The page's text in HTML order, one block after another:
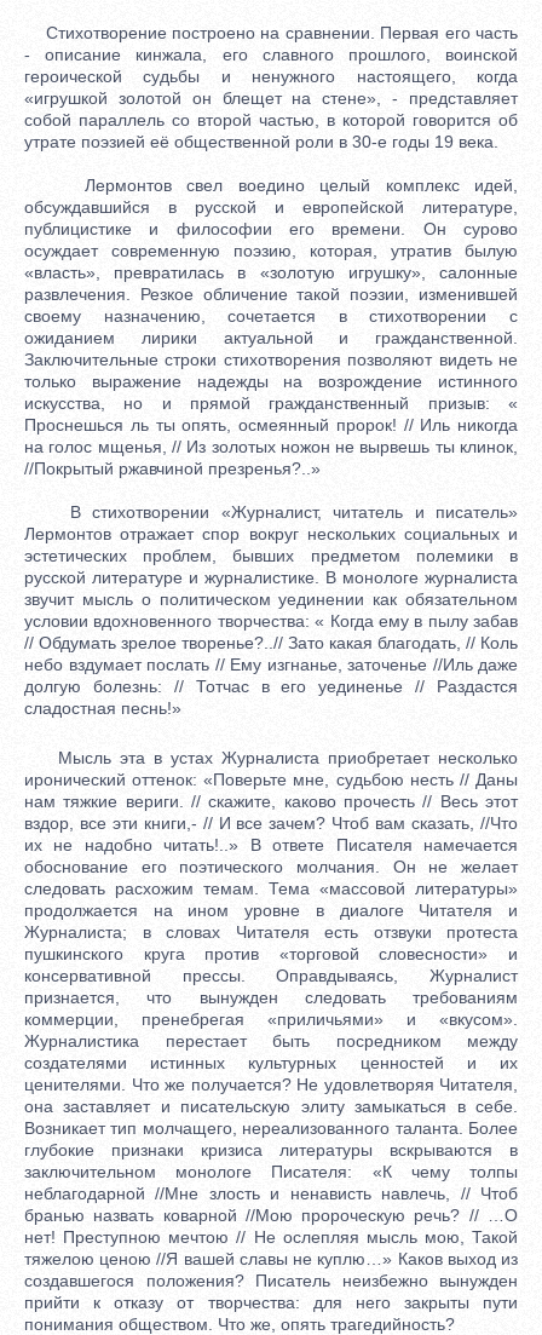
Стихотворение построено на сравнении. Первая его часть
- описание кинжала, его славного прошлого, воинской
героической судьбы и ненужного настоящего, когда
«игрушкой золотой он блещет на стене», - представляет
собой параллель со второй частью, в которой говорится об
утрате поэзией её общественной роли в 30-е годы 19 века.
Лермонтов свел воедино целый комплекс идей,
обсуждавшийся в русской и европейской литературе,
публицистике и философии его времени. Он сурово
осуждает современную поэзию, которая, утратив былую
«власть», превратилась в «золотую игрушку», салонные
развлечения. Резкое обличение такой поэзии, изменившей
своему назначению, сочетается в стихотворении с
ожиданием лирики актуальной и гражданственной.
Заключительные строки стихотворения позволяют видеть не
только выражение надежды на возрождение истинного
искусства, но и прямой гражданственный призыв: «
Проснешься ль ты опять, осмеянный пророк! // Иль никогда
на голос мщенья, // Из золотых ножон не вырвешь ты клинок,
//Покрытый ржавчиной презренья?..»
В стихотворении «Журналист, читатель и писатель»
Лермонтов отражает спор вокруг нескольких социальных и
эстетических проблем, бывших предметом полемики в
русской литературе и журналистике. В монологе журналиста
звучит мысль о политическом уединении как обязательном
условии вдохновенного творчества: « Когда ему в пылу забав
// Обдумать зрелое творенье?..// Зато какая благодать, // Коль
небо вздумает послать // Ему изгнанье, заточенье //Иль даже
долгую болезнь: // Тотчас в его уединенье // Раздастся
сладостная песнь!»
Мысль эта в устах Журналиста приобретает несколько
иронический оттенок: «Поверьте мне, судьбою несть // Даны
нам тяжкие вериги. // скажите, каково прочесть // Весь этот
вздор, все эти книги,- // И все зачем? Чтоб вам сказать, //Что
их не надобно читать!..» В ответе Писателя намечается
обоснование его поэтического молчания. Он не желает
следовать расхожим темам. Тема «массовой литературы»
продолжается на ином уровне в диалоге Читателя и
Журналиста; в словах Читателя есть отзвуки протеста
пушкинского круга против «торговой словесности» и
консервативной прессы. Оправдываясь, Журналист
признается, что вынужден следовать требованиям
коммерции, пренебрегая «приличьями» и «вкусом».
Журналистика перестает быть посредником между
создателями истинных культурных ценностей и их
ценителями. Что же получается? Не удовлетворяя Читателя,
она заставляет и писательскую элиту замыкаться в себе.
Возникает тип молчащего, нереализованного таланта. Более
глубокие признаки кризиса литературы вскрываются в
заключительном монологе Писателя: «К чему толпы
неблагодарной //Мне злость и ненависть навлечь, // Чтоб
бранью назвать коварной //Мою пророческую речь? // …О
нет! Преступною мечтою // Не ослепляя мысль мою, Такой
тяжелою ценою //Я вашей славы не куплю…» Каков выход из
создавшегося положения? Писатель неизбежно вынужден
прийти к отказу от творчества: для него закрыты пути
понимания обществом. Что же, опять трагедийность?